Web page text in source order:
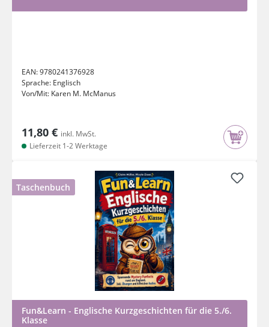
EAN:9780241376928
Sprache: Englisch
Von/Mit: Karen M. McManus
11,80 € inkl. MwSt.
Lieferzeit 1-2 Werktage
Taschenbuch
Fun&Learn - Englische Kurzgeschichten für die 5./6.
Klasse